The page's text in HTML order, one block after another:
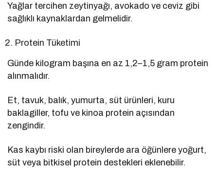
Yağlar tercihen zeytinyağı, avokado ve ceviz gibi
sağlıklı kaynaklardan gelmelidir.
Protein Tüketimi
Günde kilogram başına en az 1,2–1,5 gram protein
alınmalıdır.
Et, tavuk, balık, yumurta, süt ürünleri, kuru
baklagiller, tofu ve kinoa protein açısından
zengindir.
Kas kaybı riski olan bireylerde ara öğünlere yoğurt,
süt veya bitkisel protein destekleri eklenebilir.